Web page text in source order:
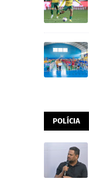
POLÍCIA